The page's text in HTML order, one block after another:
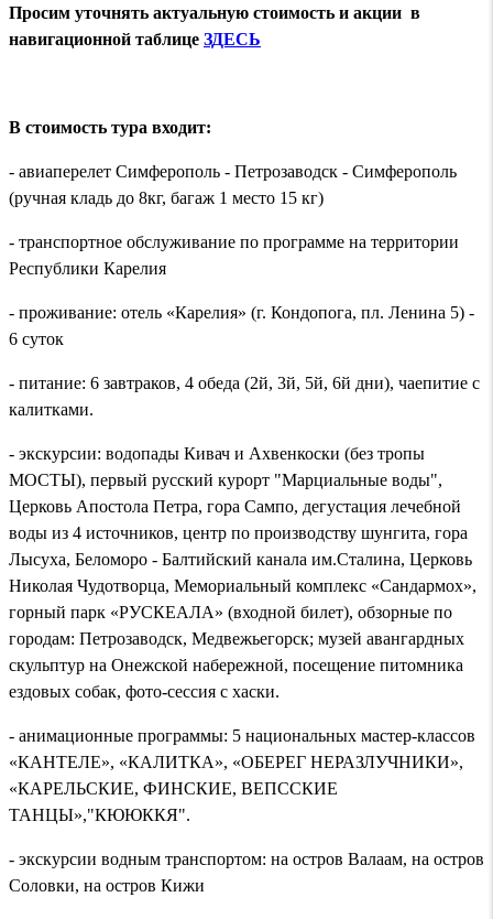
Просим уточнять актуальную стоимость и акции в
навигационной таблице ЗДЕСЬ
В стоимость тура входит:
- авиаперелет Симферополь - Петрозаводск - Симферополь
(ручная кладь до 8кг, багаж 1 место 15 кг)
- транспортное обслуживание по программе на территории
Республики Карелия
- проживание: отель «Карелия» (г. Кондопога, пл. Ленина 5) -
6 суток
- питание: 6 завтраков, 4 обеда (2й, 3й, 5й, 6й дни), чаепитие с
калитками.
- экскурсии: водопады Кивач и Ахвенкоски (без тропы
МОСТЫ), первый русский курорт "Марциальные воды",
Церковь Апостола Петра, гора Сампо, дегустация лечебной
воды из 4 источников, центр по производству шунгита, гора
Лысуха, Беломоро - Балтийский канала им.Сталина, Церковь
Николая Чудотворца, Мемориальный комплекс «Сандармох»,
горный парк «РУСКЕАЛА» (входной билет), обзорные по
городам: Петрозаводск, Медвежьегорск; музей авангардных
скульптур на Онежской набережной, посещение питомника
ездовых собак, фото-сессия с хаски.
- анимационные программы: 5 национальных мастер-классов
«КАНТЕЛЕ», «КАЛИТКА», «ОБЕРЕГ НЕРАЗЛУЧНИКИ»,
«КАРЕЛЬСКИЕ, ФИНСКИЕ, ВЕПССКИЕ
ТАНЦЫ»,"КЮЮККЯ".
- экскурсии водным транспортом: на остров Валаам, на остров
Соловки, на остров Кижи